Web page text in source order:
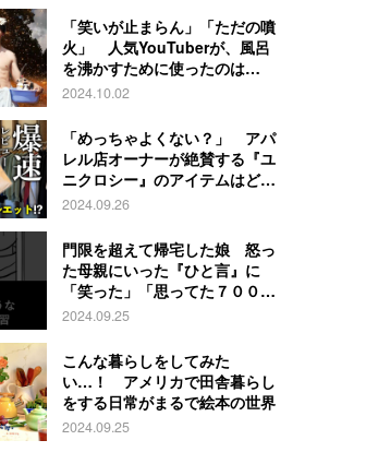
「笑いが止まらん」「ただの噴
火」 人気YouTuberが、風呂
を沸かすために使ったのは…
2024.10.02
「めっちゃよくない？」 アパ
レル店オーナーが絶賛する『ユ
ニクロシー』のアイテムはど
れ？
2024.09.26
門限を超えて帰宅した娘 怒っ
た母親にいった『ひと言』に
「笑った」「思ってた７００倍
特殊」
2024.09.25
こんな暮らしをしてみた
い…！ アメリカで田舎暮らし
をする日常がまるで絵本の世界
2024.09.25